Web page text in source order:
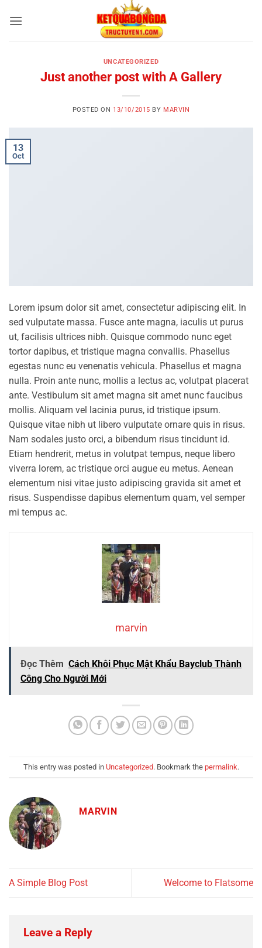
UNCATEGORIZED
Just another post with A Gallery
POSTED ON 13/10/2015 BY MARVIN
13
Oct
Lorem ipsum dolor sit amet, consectetur adipiscing elit. In
sed vulputate massa. Fusce ante magna, iaculis ut purus
ut, facilisis ultrices nibh. Quisque commodo nunc eget
tortor dapibus, et tristique magna convallis. Phasellus
egestas nunc eu venenatis vehicula. Phasellus et magna
nulla. Proin ante nunc, mollis a lectus ac, volutpat placerat
ante. Vestibulum sit amet magna sit amet nunc faucibus
mollis. Aliquam vel lacinia purus, id tristique ipsum.
Quisque vitae nibh ut libero vulputate ornare quis in risus.
Nam sodales justo orci, a bibendum risus tincidunt id.
Etiam hendrerit, metus in volutpat tempus, neque libero
viverra lorem, ac tristique orci augue eu metus. Aenean
elementum nisi vitae justo adipiscing gravida sit amet et
risus. Suspendisse dapibus elementum quam, vel semper
mi tempus ac.
marvin
Đọc Thêm Cách Khôi Phục Mật Khẩu Bayclub Thành
Công Cho Người Mới
This entry was posted in Uncategorized. Bookmark the permalink.
MARVIN
A Simple Blog Post Welcome to Flatsome
Leave a Reply